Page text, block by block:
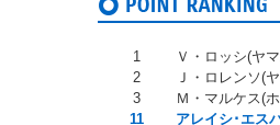
1
Ｖ・ロッシ(ヤ
2
Ｊ・ロレンソ(
3
Ｍ・マルケス(
11
アレイシ･エス